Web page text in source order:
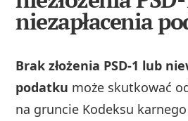
niezapłacenia
Brak złożenia PSD‑1 lub
podatku może skutkować
na gruncie Kodeksu